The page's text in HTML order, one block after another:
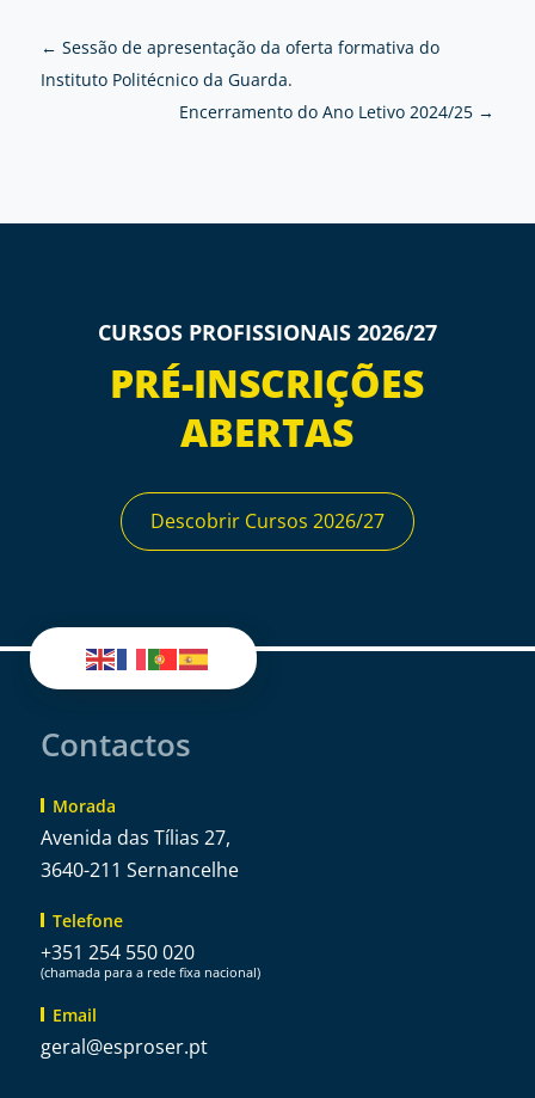
← Sessão de apresentação da oferta formativa do
Instituto Politécnico da Guarda.
Encerramento do Ano Letivo 2024/25 →
CURSOS PROFISSIONAIS 2026/27
PRÉ-INSCRIÇÕES
ABERTAS
Descobrir Cursos 2026/27
Contactos
Morada
Avenida das Tílias 27,
3640-211 Sernancelhe
Telefone
+351 254 550 020
(chamada para a rede fixa nacional)
Email
tp.resorpse
@lareg